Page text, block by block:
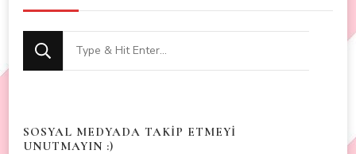
Looking
for
SOSYAL MEDYADA TAKİP ETMEYİ
UNUTMAYIN :)